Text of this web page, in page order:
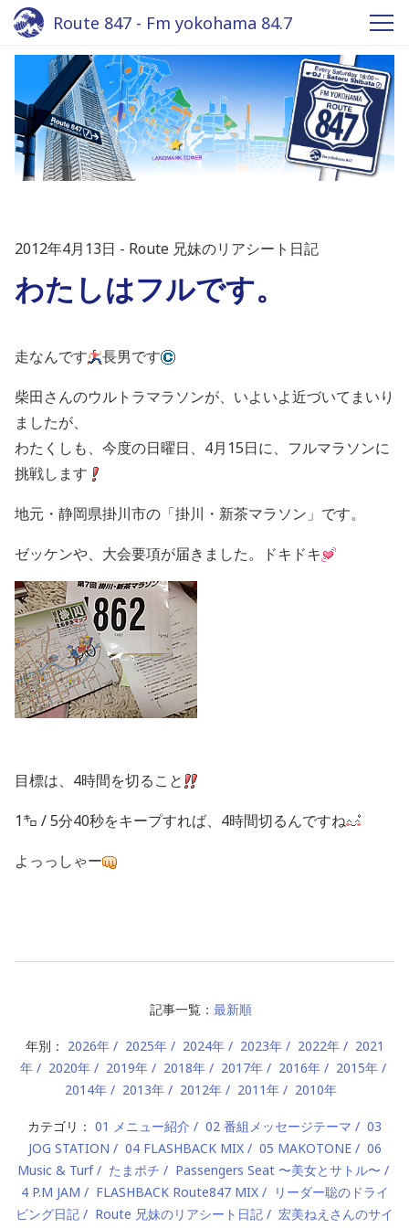
Route 847 - Fm yokohama 84.7
2012年4月13日 Route 兄妹のリアシート日記
わたしはフルです。
走なんです
長男です
柴田さんのウルトラマラソンが、いよいよ近づいてまいり
ましたが、
わたくしも、今度の日曜日、4月15日に、フルマラソンに
挑戦します
地元・静岡県掛川市の「掛川・新茶マラソン」です。
ゼッケンや、大会要項が届きました。ドキドキ
目標は、4時間を切ること
1㌔ / 5分40秒をキープすれば、4時間切るんですね
よっっしゃー
記事一覧： 最新順
年別： 2026年 2025年 2024年 2023年 2022年
2021
年
2020年 2019年 2018年 2017年 2016年
2015年
2014年
2013年 2012年 2011年 2010年
カテゴリ： 01 メニュー紹介 02 番組メッセージテーマ
03
JOG STATION
04 FLASHBACK MIX 05 MAKOTONE
06
Music & Turf
たまポチ
Passengers Seat 〜美女とサトル〜
4 P.M JAM
FLASHBACK Route847 MIX
リーダー聡のドライ
ビング日記
Route 兄妹のリアシート日記
宏美ねえさんのサイ